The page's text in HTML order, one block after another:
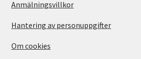
Anmälningsvillkor
Hantering av personuppgifter
Om cookies